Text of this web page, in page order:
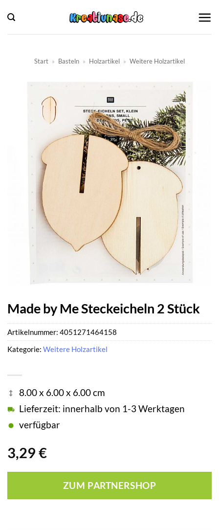
Inhalt
springen
Start » Basteln » Holzartikel » Weitere Holzartikel
Made by Me Steckeicheln 2 Stück
3,29 €
8.00 x 6.00 x 6.00 cm
Lieferzeit: innerhalb von 1-3 Werktagen
verfügbar
ZUM PARTNERSHOP
Artikelnummer: 4051271464158
Kategorie: Weitere Holzartikel